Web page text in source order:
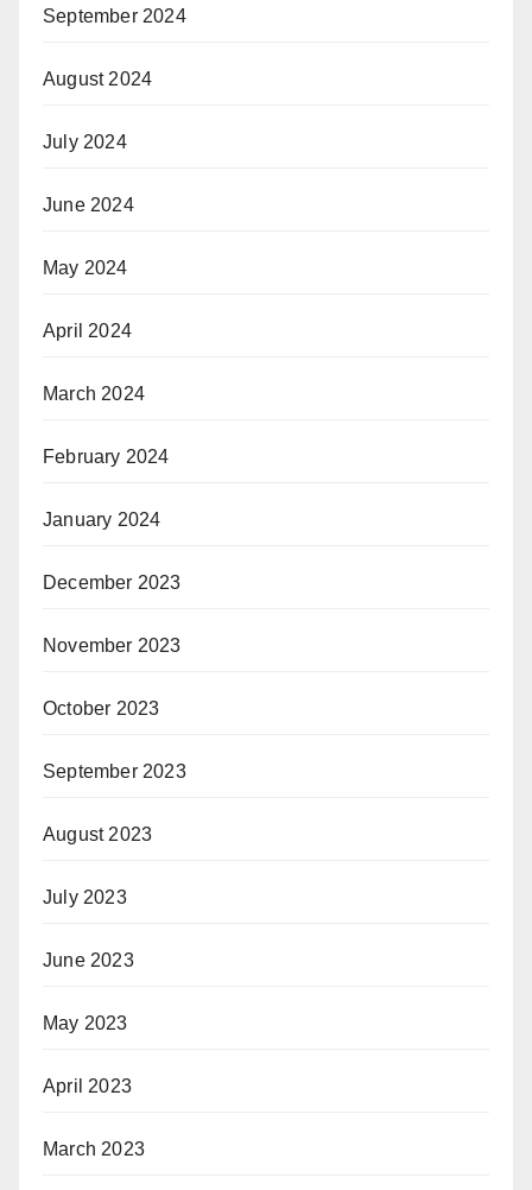
September 2024
August 2024
July 2024
June 2024
May 2024
April 2024
March 2024
February 2024
January 2024
December 2023
November 2023
October 2023
September 2023
August 2023
July 2023
June 2023
May 2023
April 2023
March 2023